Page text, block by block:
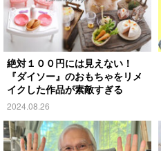
絶対１００円には見えない！
『ダイソー』のおもちゃをリメ
イクした作品が素敵すぎる
2024.08.26